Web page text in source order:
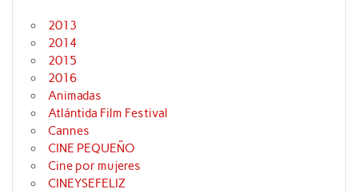
2013
2014
2015
2016
Animadas
Atlántida Film Festival
Cannes
CINE PEQUEÑO
Cine por mujeres
CINEYSEFELIZ